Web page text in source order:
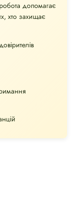
допомагає
хто захищає